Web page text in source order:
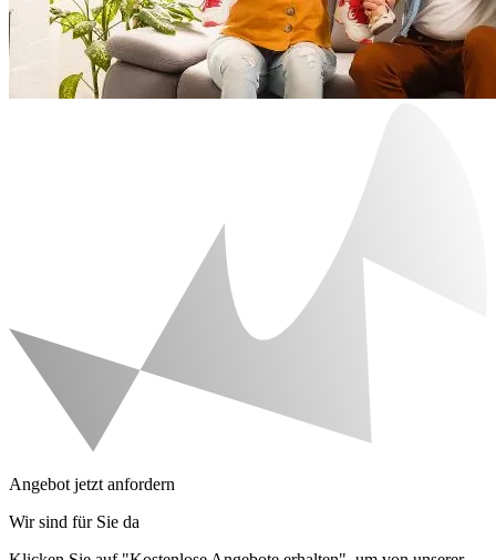
Angebot jetzt anfordern
Wir sind für Sie da